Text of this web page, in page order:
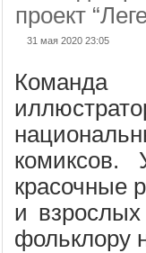
проект
31 мая 2020 23:05
Команда
комиксов.
красочные
и
фольклору